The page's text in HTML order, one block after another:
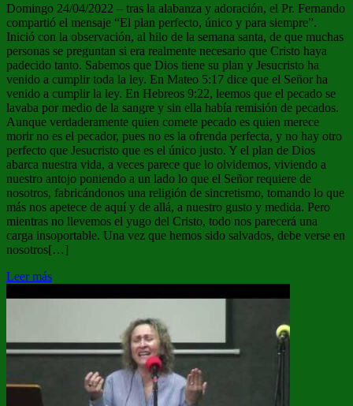
Domingo 24/04/2022 – tras la alabanza y adoración, el Pr. Fernando
compartió el mensaje “El plan perfecto, único y para siempre”.
Inició con la observación, al hilo de la semana santa, de que muchas
personas se preguntan si era realmente necesario que Cristo haya
padecido tanto. Sabemos que Dios tiene su plan y Jesucristo ha
venido a cumplir toda la ley. En Mateo 5:17 dice que el Señor ha
venido a cumplir la ley. En Hebreos 9:22, leemos que el pecado se
lavaba por medio de la sangre y sin ella había remisión de pecados.
Aunque verdaderamente quien comete pecado es quien merece
morir no es el pecador, pues no es la ofrenda perfecta, y no hay otro
perfecto que Jesucristo que es el único justo. Y el plan de Dios
abarca nuestra vida, a veces parece que lo olvidemos, viviendo a
nuestro antojo poniendo a un lado lo que el Señor requiere de
nosotros, fabricándonos una religión de sincretismo, tomando lo que
más nos apetece de aquí y de allá, a nuestro gusto y medida. Pero
mientras no llevemos el yugo del Cristo, todo nos parecerá una
carga insoportable. Una vez que hemos sido salvados, debe verse en
nosotros[…]
Leer más